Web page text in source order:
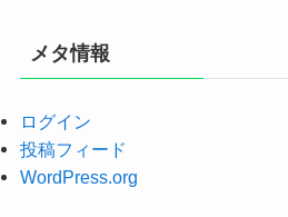
メタ情報
ログイン
投稿フィード
WordPress.org